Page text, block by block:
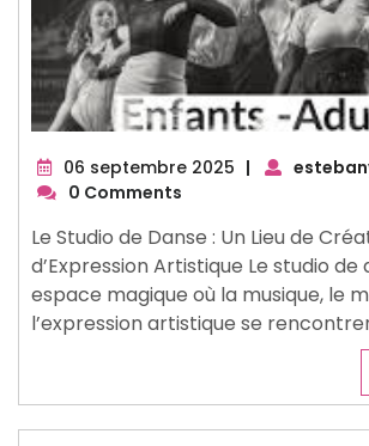
06 septembre 2025 06
|
0 Comments
Le Studio de Danse : Un Lieu de
d’Expression Artistique Le studio de
espace magique où la musique, le
l’expression artistique se